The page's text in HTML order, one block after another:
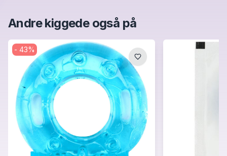
Andre kiggede også på
- 43%